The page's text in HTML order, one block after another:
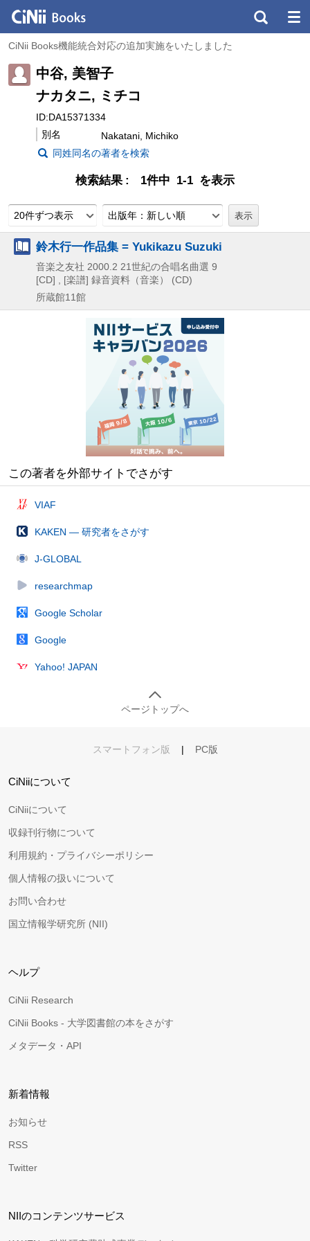
CiNii Books機能統合対応の追加実施をいたしました
中谷, 美智子
ナカタニ, ミチコ
ID:DA15371334
別名
Nakatani, Michiko
同姓同名の著者を検索
検索結果 1件中 1-1 を表示
20件ずつ表示 出版年：新しい順
鈴木行一作品集 = Yukikazu Suzuki
音楽之友社 2000.2 21世紀の合唱名曲選 9
[CD] , [楽譜] 録音資料（音楽） (CD)
所蔵館11館
この著者を外部サイトでさがす
VIAF
KAKEN — 研究者をさがす
J-GLOBAL
researchmap
Google Scholar
Google
Yahoo! JAPAN
ページトップへ
スマートフォン版 | PC版
CiNiiについて
CiNiiについて
収録刊行物について
利用規約・プライバシーポリシー
個人情報の扱いについて
お問い合わせ
国立情報学研究所 (NII)
ヘルプ
CiNii Research
CiNii Books - 大学図書館の本をさがす
メタデータ・API
新着情報
お知らせ
RSS
Twitter
NIIのコンテンツサービス